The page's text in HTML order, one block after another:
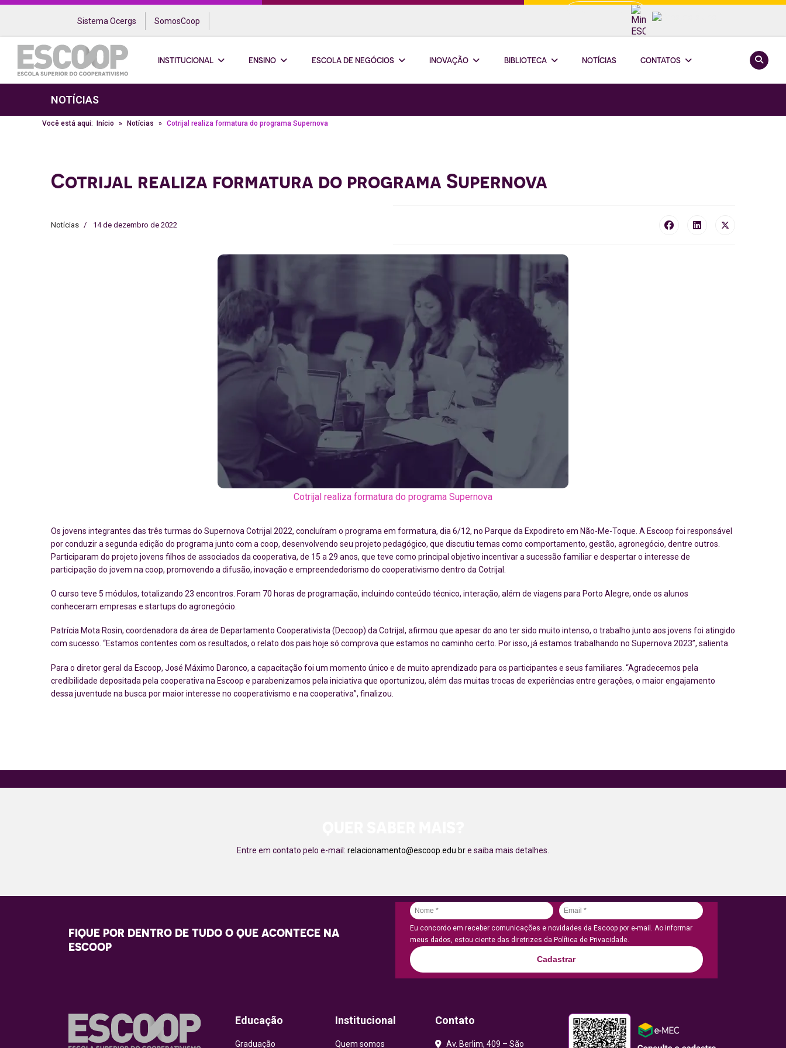
Sistema Ocergs SomosCoop
INSTITUCIONAL ENSINO ESCOLA DE NEGÓCIOS INOVAÇÃO BIBLIOTECA NOTÍCIAS CONTATOS
NOTÍCIAS
Você está aqui: Início Notícias Cotrijal realiza formatura do programa Supernova
Cotrijal realiza formatura do programa Supernova
Notícias 14 de dezembro de 2022
Cotrijal realiza formatura do programa Supernova
Os jovens integrantes das três turmas do Supernova Cotrijal 2022, concluíram o programa em formatura, dia 6/12, no Parque da Expodireto em Não-Me-Toque. A Escoop foi responsável
por conduzir a segunda edição do programa junto com a coop, desenvolvendo seu projeto pedagógico, que discutiu temas como comportamento, gestão, agronegócio, dentre outros.
Participaram do projeto jovens filhos de associados da cooperativa, de 15 a 29 anos, que teve como principal objetivo incentivar a sucessão familiar e despertar o interesse de
participação do jovem na coop, promovendo a difusão, inovação e empreendedorismo do cooperativismo dentro da Cotrijal.
O curso teve 5 módulos, totalizando 23 encontros. Foram 70 horas de programação, incluindo conteúdo técnico, interação, além de viagens para Porto Alegre, onde os alunos
conheceram empresas e startups do agronegócio.
Patrícia Mota Rosin, coordenadora da área de Departamento Cooperativista (Decoop) da Cotrijal, afirmou que apesar do ano ter sido muito intenso, o trabalho junto aos jovens foi atingido
com sucesso. “Estamos contentes com os resultados, o relato dos pais hoje só comprova que estamos no caminho certo. Por isso, já estamos trabalhando no Supernova 2023”, salienta.
Para o diretor geral da Escoop, José Máximo Daronco, a capacitação foi um momento único e de muito aprendizado para os participantes e seus familiares. “Agradecemos pela
credibilidade depositada pela cooperativa na Escoop e parabenizamos pela iniciativa que oportunizou, além das muitas trocas de experiências entre gerações, o maior engajamento
dessa juventude na busca por maior interesse no cooperativismo e na cooperativa”, finalizou.
Entre em contato pelo e-mail: relacionamento@escoop.edu.bre saiba mais detalhes.
FIQUE POR DENTRO DE TUDO O QUE ACONTECE NA
ESCOOP
Eu concordo em receber comunicações e novidades da Escoop por e-mail. Ao informar
meus dados, estou ciente das diretrizes da Política de Privacidade.
Cadastrar
Educação
Graduação
Institucional
Quem somos
Contato
Av. Berlim, 409 – São